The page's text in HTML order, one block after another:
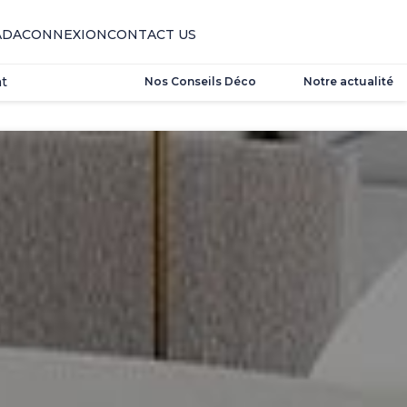
CONNEXIONCONTACT US
Nos Conseils Déco Notre actualité